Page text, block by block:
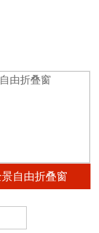
自由折叠窗